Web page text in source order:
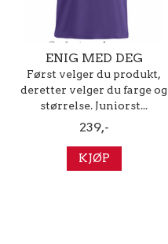
ENIG MED DEG
Først velger du produkt,
deretter velger du farge og
størrelse. Juniorst...
239,-
KJØP